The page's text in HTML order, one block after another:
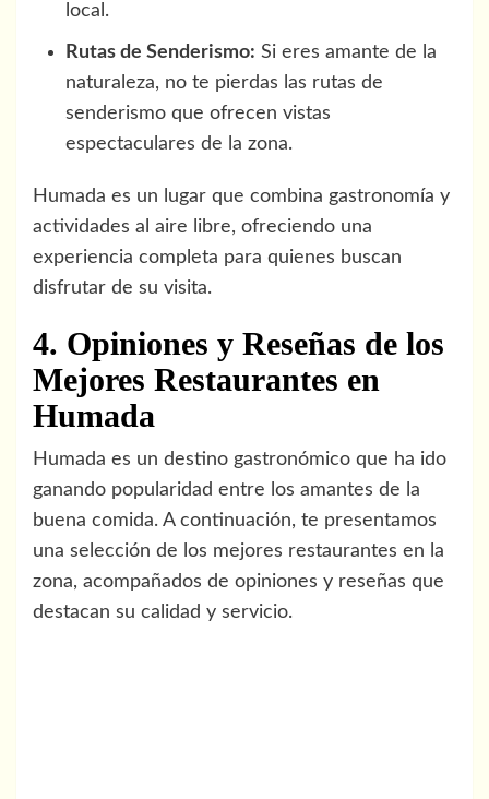
local.
Rutas de Senderismo: Si eres amante de la
naturaleza, no te pierdas las rutas de
senderismo que ofrecen vistas
espectaculares de la zona.
Humada es un lugar que combina gastronomía y
actividades al aire libre, ofreciendo una
experiencia completa para quienes buscan
disfrutar de su visita.
4. Opiniones y Reseñas de los
Mejores Restaurantes en
Humada
Humada es un destino gastronómico que ha ido
ganando popularidad entre los amantes de la
buena comida. A continuación, te presentamos
una selección de los mejores restaurantes en la
zona, acompañados de opiniones y reseñas que
destacan su calidad y servicio.